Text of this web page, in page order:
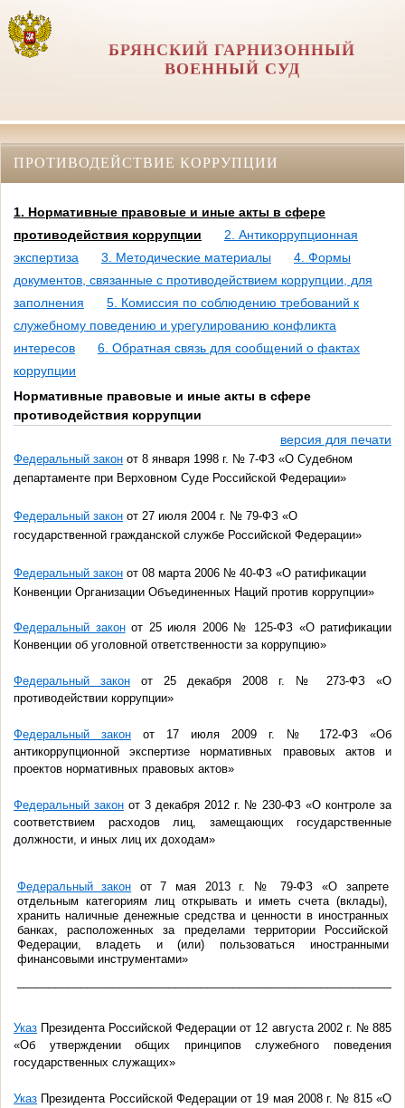
БРЯНСКИЙ ГАРНИЗОННЫЙ
ВОЕННЫЙ СУД
ПРОТИВОДЕЙСТВИЕ КОРРУПЦИИ
1. Нормативные правовые и иные акты в сфере
противодействия коррупции
2. Антикоррупционная
экспертиза
3. Методические материалы
4. Формы
документов, связанные с противодействием коррупции, для
заполнения
5. Комиссия по соблюдению требований к
служебному поведению и урегулированию конфликта
интересов
6. Обратная связь для сообщений о фактах
коррупции
Нормативные правовые и иные акты в сфере
противодействия коррупции
версия для печати
Федеральный закон от 8 января 1998 г. № 7-ФЗ «О Судебном
департаменте при Верховном Суде Российской Федерации»
Федеральный закон от 27 июля 2004 г. № 79-ФЗ «О
государственной гражданской службе Российской Федерации»
Федеральный закон от 08 марта 2006 № 40-ФЗ «О ратификации
Конвенции Организации Объединенных Наций против коррупции»
Федеральный законот 25 июля 2006 № 125-ФЗ «О ратификации
Конвенции об уголовной ответственности за коррупцию»
Федеральный закон от 25 декабря 2008 г. № 273-ФЗ «О
противодействии коррупции»
Федеральный закон от 17 июля 2009 г. № 172-ФЗ «Об
антикоррупционной экспертизе нормативных правовых актов и
проектов нормативных правовых актов»
Федеральный законот 3 декабря 2012 г. № 230-ФЗ «О контроле за
соответствием расходов лиц, замещающих государственные
должности, и иных лиц их доходам»
Федеральный закон от 7 мая 2013 г. № 79-ФЗ «О запрете
отдельным категориям лиц открывать и иметь счета (вклады),
хранить наличные денежные средства и ценности в иностранных
банках, расположенных за пределами территории Российской
Федерации, владеть и (или) пользоваться иностранными
финансовыми инструментами»
Указ Президента Российской Федерации от 12 августа 2002 г. № 885
«Об утверждении общих принципов служебного поведения
государственных служащих»
Указ Президента Российской Федерации от 19 мая 2008 г. № 815 «О